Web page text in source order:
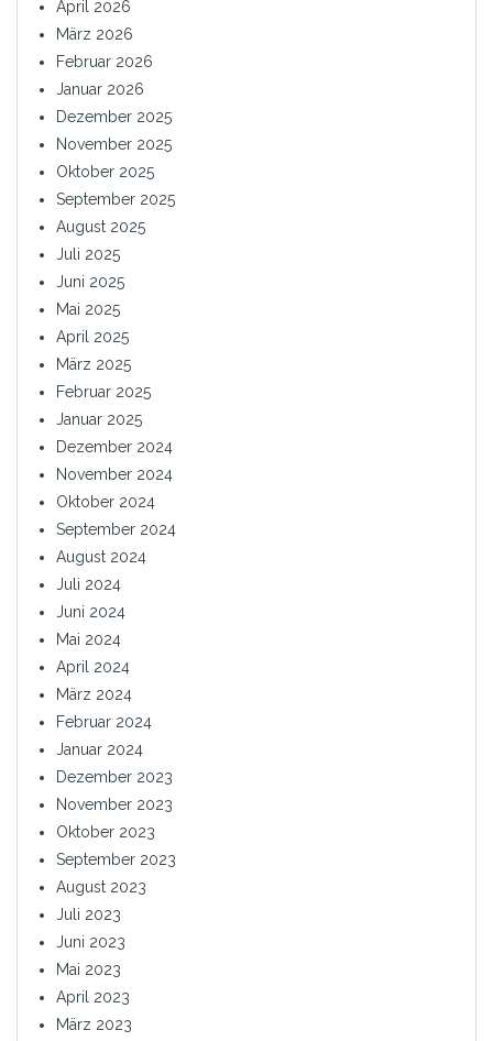
April 2026
März 2026
Februar 2026
Januar 2026
Dezember 2025
November 2025
Oktober 2025
September 2025
August 2025
Juli 2025
Juni 2025
Mai 2025
April 2025
März 2025
Februar 2025
Januar 2025
Dezember 2024
November 2024
Oktober 2024
September 2024
August 2024
Juli 2024
Juni 2024
Mai 2024
April 2024
März 2024
Februar 2024
Januar 2024
Dezember 2023
November 2023
Oktober 2023
September 2023
August 2023
Juli 2023
Juni 2023
Mai 2023
April 2023
März 2023